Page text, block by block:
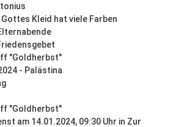
Kleid hat viele Farben
"Goldherbst"
- Palästina
"Goldherbst"
am 14.01.2024, 09:30 Uhr in Zur